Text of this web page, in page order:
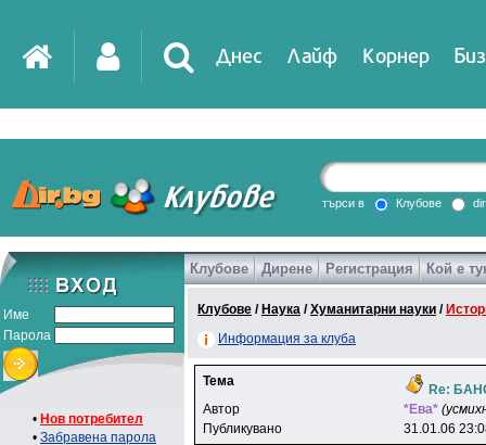
Днес Лайф Корнер
DirTV Impressio
Games
търси в Клубове
Име
Парола
• Нов потребител
• Забравена парола
Клубове Дирене Регистрация Кой е
Клубове / Наука /Хуманитарни науки /
Информация за клуба
Тема
Re:
Автор
*Eвa*
Публикувано
31.01.06